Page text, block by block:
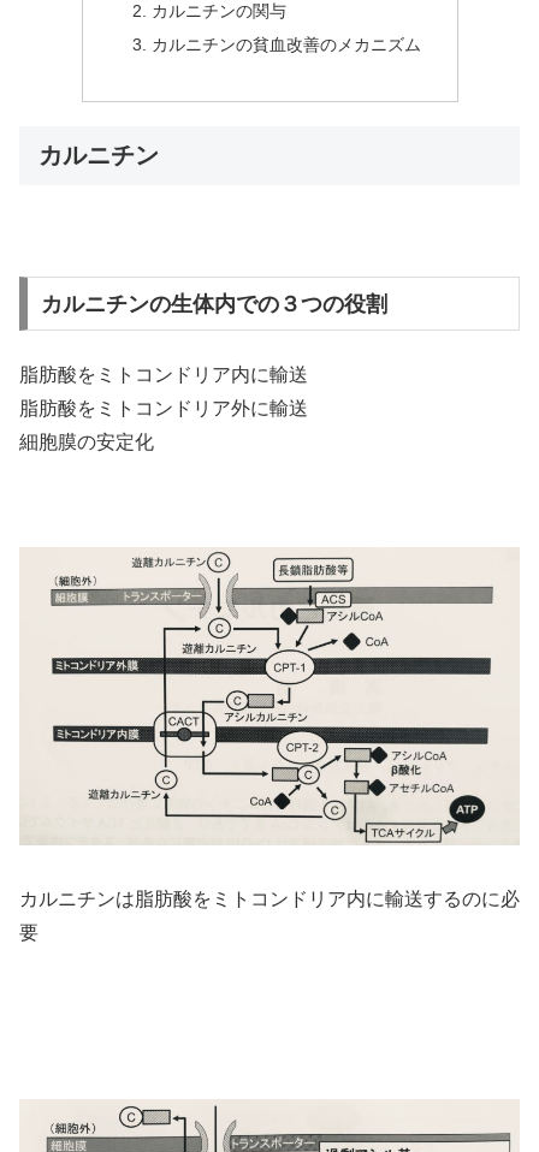
カルニチンの関与
カルニチンの貧血改善のメカニズム
カルニチン
カルニチンの生体内での３つの役割
脂肪酸をミトコンドリア内に輸送
脂肪酸をミトコンドリア外に輸送
細胞膜の安定化
カルニチンは脂肪酸をミトコンドリア内に輸送するのに必
要